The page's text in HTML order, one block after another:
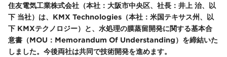
住友電気工業株式会社（本社：大阪市中央区、社長：井上 治、以
下 当社）は、KMX Technologies（本社：米国テキサス州、以
下 KMXテクノロジー）と、水処理の膜蒸留開発に関する基本合
意書（MOU：Memorandum Of Understanding）を締結いた
しました。今後両社は共同で技術開発を進めます。